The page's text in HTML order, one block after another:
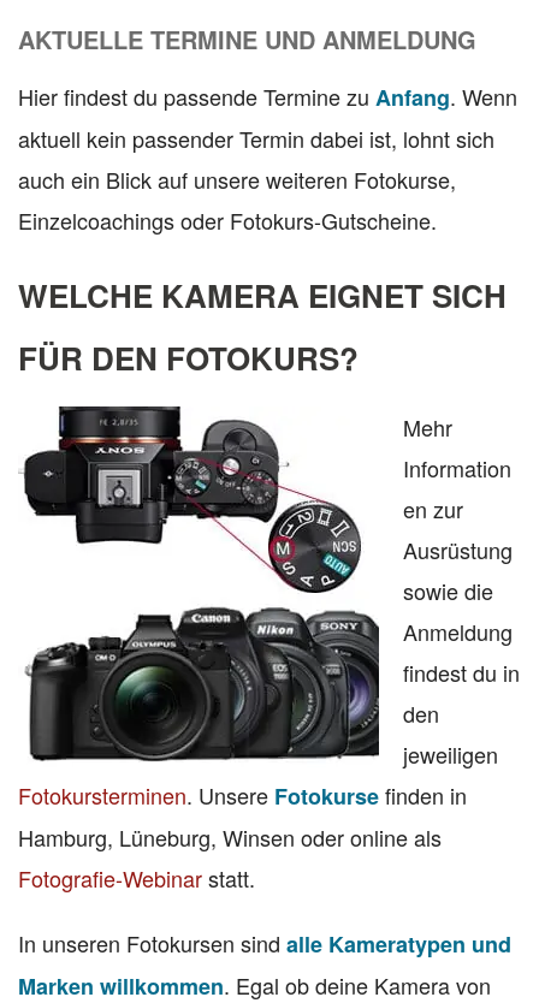
AKTUELLE TERMINE UND ANMELDUNG
Hier findest du passende Termine zu Anfang. Wenn
aktuell kein passender Termin dabei ist, lohnt sich
auch ein Blick auf unsere weiteren Fotokurse,
Einzelcoachings oder Fotokurs-Gutscheine.
WELCHE KAMERA EIGNET SICH
FÜR DEN FOTOKURS?
Mehr
Information
en zur
Ausrüstung
sowie die
Anmeldung
findest du in
den
jeweiligen
Fotokursterminen. Unsere Fotokursefinden in
Hamburg, Lüneburg, Winsen oder online als
Fotografie-Webinarstatt.
In unseren Fotokursen sind alle Kameratypen und
Marken willkommen. Egal ob deine Kamera von